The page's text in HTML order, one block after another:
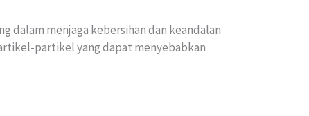
dalam menjaga kebersihan dan keandalan
partikel yang dapat menyebabkan